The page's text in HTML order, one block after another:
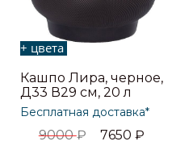
+ цвета
Кашпо Лира, черное,
Д33 В29 см, 20 л
Бесплатная доставка*
9000₽ 7650 ₽